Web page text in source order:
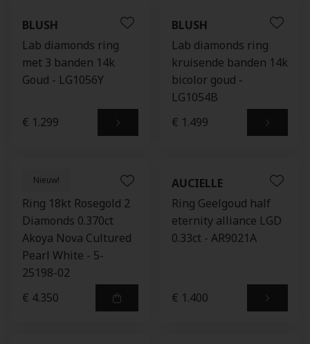
BLUSH
Lab diamonds ring
met 3 banden 14k
Goud - LG1056Y
€ 1.299
BLUSH
Lab diamonds ring
kruisende banden 14k
bicolor goud -
LG1054B
€ 1.499
Nieuw!
GELLNER
Ring 18kt Rosegold 2
Diamonds 0.370ct
Akoya Nova Cultured
Pearl White - 5-
25198-02
€ 4.350
AUCIELLE
Ring Geelgoud half
eternity alliance LGD
0.33ct - AR9021A
€ 1.400